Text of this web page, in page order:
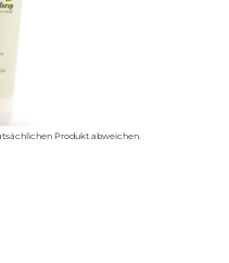
Produkt abweichen.